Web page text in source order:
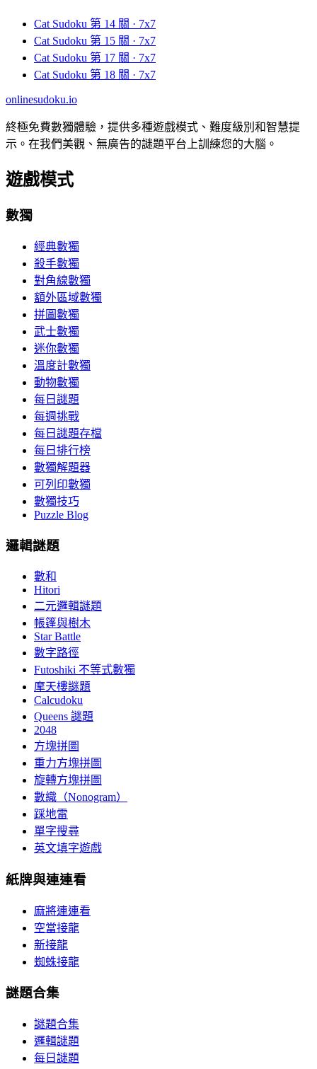
Cat Sudoku 第 14 關 · 7x7
Cat Sudoku 第 15 關 · 7x7
Cat Sudoku 第 17 關 · 7x7
Cat Sudoku 第 18 關 · 7x7
onlinesudoku.io
終極免費數獨體驗，提供多種遊戲模式、難度級別和智慧提
示。在我們美觀、無廣告的謎題平台上訓練您的大腦。
遊戲模式
數獨
經典數獨
殺手數獨
對角線數獨
額外區域數獨
拼圖數獨
武士數獨
迷你數獨
溫度計數獨
動物數獨
每日謎題
每週挑戰
每日謎題存檔
每日排行榜
數獨解題器
可列印數獨
數獨技巧
Puzzle Blog
邏輯謎題
數和
Hitori
二元邏輯謎題
帳篷與樹木
Star Battle
數字路徑
Futoshiki 不等式數獨
摩天樓謎題
Calcudoku
Queens 謎題
2048
方塊拼圖
重力方塊拼圖
旋轉方塊拼圖
數織（Nonogram）
踩地雷
單字搜尋
英文填字遊戲
紙牌與連連看
麻將連連看
空當接龍
新接龍
蜘蛛接龍
謎題合集
謎題合集
邏輯謎題
每日謎題